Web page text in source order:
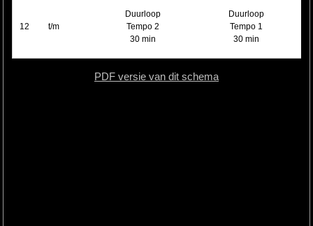
12 t/m
Duurloop
Tempo 2
30 min
Duurloop
Tempo 1
30 min
PDF versie van dit schema